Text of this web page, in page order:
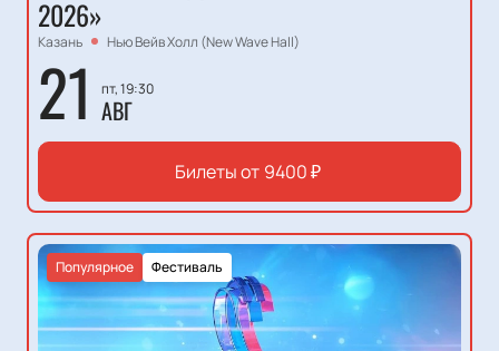
2026»
Казань Нью Вейв Холл (New Wave Hall)
21 пт, 19:30
АВГ
Билеты от 9400₽
Фестиваль
Популярное